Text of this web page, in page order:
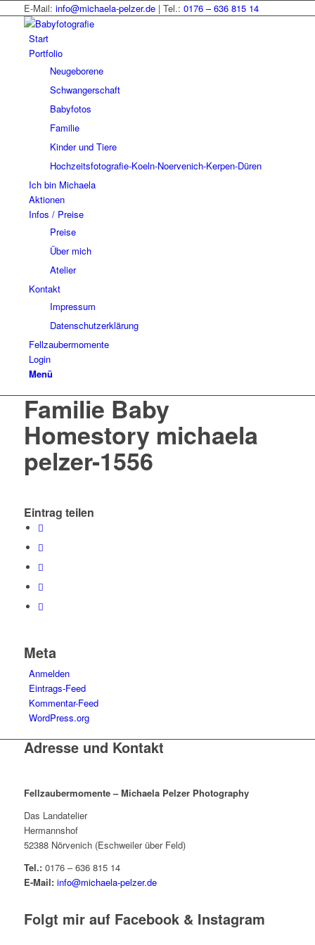
E-Mail: info@michaela-pelzer.de| Tel.: 0176 – 636 815 14
Start
Portfolio
Neugeborene
Schwangerschaft
Babyfotos
Familie
Kinder und Tiere
Hochzeitsfotografie-Koeln-Noervenich-Kerpen-Düren
Ich bin Michaela
Aktionen
Infos / Preise
Preise
Über mich
Atelier
Kontakt
Impressum
Datenschutzerklärung
Fellzaubermomente
Login
Menü
Familie Baby
Homestory michaela
pelzer-1556
Eintrag teilen
Meta
Anmelden
Eintrags-Feed
Kommentar-Feed
WordPress.org
Adresse und Kontakt
Fellzaubermomente –Michaela Pelzer Photography
Das Landatelier
Hermannshof
52388 Nörvenich (Eschweiler über Feld)
Tel.:0176 – 636 815 14
E-Mail: info@michaela-pelzer.de
Folgt mir auf Facebook & Instagram